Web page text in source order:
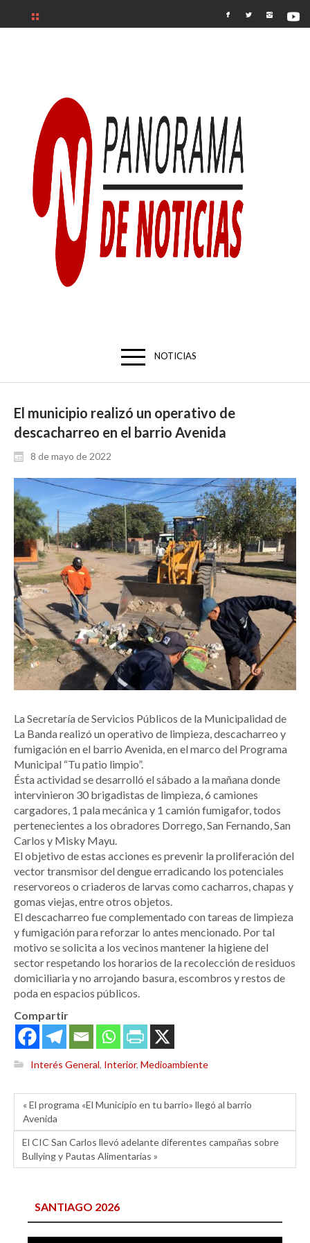
NOTICIAS
El municipio realizó un operativo de
descacharreo en el barrio Avenida
8 de mayo de 2022
La Secretaría de Servicios Públicos de la Municipalidad de
La Banda realizó un operativo de limpieza, descacharreo y
fumigación en el barrio Avenida, en el marco del Programa
Municipal “Tu patio limpio”.
Ésta actividad se desarrolló el sábado a la mañana donde
intervinieron 30 brigadistas de limpieza, 6 camiones
cargadores, 1 pala mecánica y 1 camión fumigafor, todos
pertenecientes a los obradores Dorrego, San Fernando, San
Carlos y Misky Mayu.
El objetivo de estas acciones es prevenir la proliferación del
vector transmisor del dengue erradicando los potenciales
reservoreos o criaderos de larvas como cacharros, chapas y
gomas viejas, entre otros objetos.
El descacharreo fue complementado con tareas de limpieza
y fumigación para reforzar lo antes mencionado. Por tal
motivo se solicita a los vecinos mantener la higiene del
sector respetando los horarios de la recolección de residuos
domiciliaria y no arrojando basura, escombros y restos de
poda en espacios públicos.
Compartir
Interés General, Interior, Medioambiente
« El programa «El Municipio en tu barrio» llegó al barrio
Avenida
El CIC San Carlos llevó adelante diferentes campañas sobre
Bullying y Pautas Alimentarias »
SANTIAGO 2026